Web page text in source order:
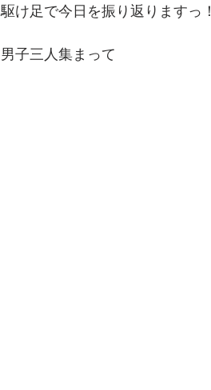
駆け足で今日を振り返りますっ！
男子三人集まって